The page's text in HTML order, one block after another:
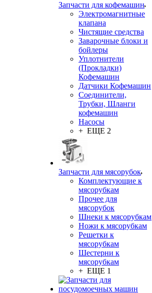
Запчасти для кофемашин
Электромагнитные
клапана
Чистящие средства
Заварочные блоки и
бойлеры
Уплотнители
(Прокладки)
Кофемашин
Датчики Кофемашин
Соединители,
Трубки, Шланги
кофемашин
Насосы
+ ЕЩЕ 2
Запчасти для мясорубок
Комплектующие к
мясорубкам
Прочее для
мясорубок
Шнеки к мясорубкам
Ножи к мясорубкам
Решетки к
мясорубкам
Шестерни к
мясорубкам
+ ЕЩЕ 1